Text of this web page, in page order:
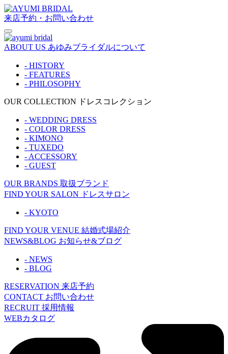
来店予約・お問い合わせ
ABOUT US あゆみブライダルについて
- HISTORY
- FEATURES
- PHILOSOPHY
OUR COLLECTION ドレスコレクション
- WEDDING DRESS
- COLOR DRESS
- KIMONO
- TUXEDO
- ACCESSORY
- GUEST
OUR BRANDS 取扱ブランド
FIND YOUR SALON ドレスサロン
- KYOTO
FIND YOUR VENUE 結婚式場紹介
NEWS&BLOG お知らせ&ブログ
- NEWS
- BLOG
RESERVATION 来店予約
CONTACT お問い合わせ
RECRUIT 採用情報
WEBカタログ